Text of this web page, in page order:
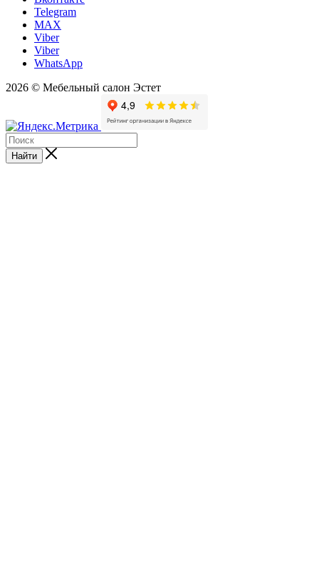
Telegram
MAX
Viber
Viber
WhatsApp
2026 © Мебельный салон Эстет
Найти